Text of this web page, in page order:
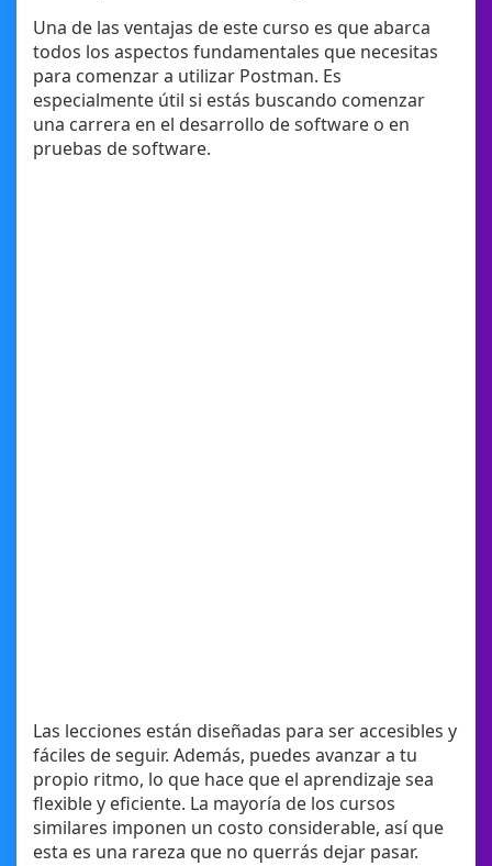
Una de las ventajas de este curso es que abarca
todos los aspectos fundamentales que necesitas
para comenzar a utilizar Postman. Es
especialmente útil si estás buscando comenzar
una carrera en el desarrollo de software o en
pruebas de software.
Las lecciones están diseñadas para ser accesibles y
fáciles de seguir. Además, puedes avanzar a tu
propio ritmo, lo que hace que el aprendizaje sea
flexible y eficiente. La mayoría de los cursos
similares imponen un costo considerable, así que
esta es una rareza que no querrás dejar pasar.